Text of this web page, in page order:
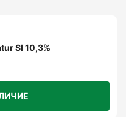
Sl 10,3%